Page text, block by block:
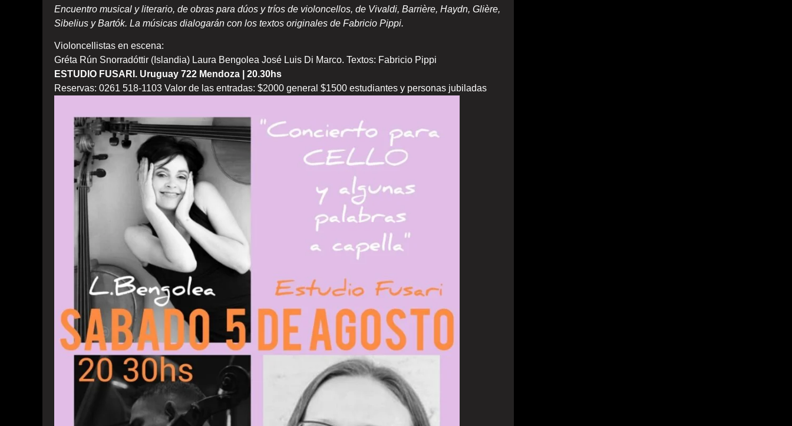
Encuentro musical y literario, de obras para dúos y tríos de violoncellos, de Vivaldi, Barrière, Haydn, Glière,
Sibelius y Bartók. La músicas dialogarán con los textos originales de Fabricio Pippi.
Violoncellistas en escena:
Gréta Rún Snorradóttir (Islandia) Laura Bengolea José Luis Di Marco. Textos: Fabricio Pippi
ESTUDIO FUSARI. Uruguay 722 Mendoza | 20.30hs
Reservas: 0261 518-1103 Valor de las entradas: $2000 general $1500 estudiantes y personas jubiladas